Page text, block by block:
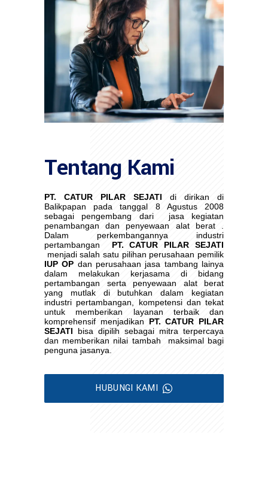
Tentang Kami
PT. CATUR PILAR SEJATI di dirikan di
Balikpapan pada tanggal 8 Agustus 2008
sebagai pengembang dari
jasa kegiatan
penambangan dan penyewaan alat berat .
Dalam perkembangannya industri
pertambangan
PT. CATUR PILAR SEJATI
menjadi salah satu pilihan perusahaan pemilik
IUP OP dan perusahaan jasa tambang lainya
dalam melakukan kerjasama di bidang
pertambangan serta penyewaan alat berat
yang mutlak di butuhkan dalam kegiatan
industri pertambangan, kompetensi dan tekat
untuk memberikan layanan terbaik dan
komprehensif menjadikan PT. CATUR PILAR
SEJATI bisa dipilih sebagai mitra terpercaya
dan memberikan nilai tambah
maksimal bagi
penguna jasanya.
HUBUNGI KAMI